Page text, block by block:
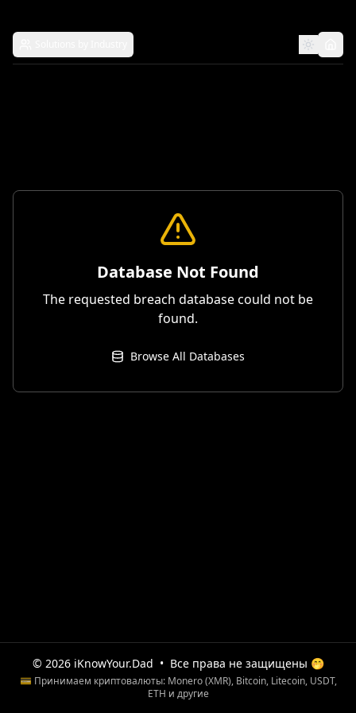
Database Not Found
The requested breach database could not be
found.
Browse All Databases
© 2026 iKnowYour.Dad • Все права не защищены 🤭
💳 Принимаем криптовалюты: Monero (XMR), Bitcoin, Litecoin, USDT,
ETH и другие